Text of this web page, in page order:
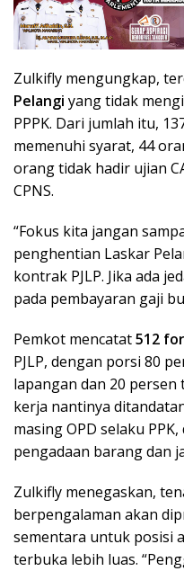
Zulkifly mengungkap,
Pelangi yang tidak
PPPK. Dari jumlah itu,
memenuhi syarat, 44
orang tidak hadir ujian
CPNS.
“Fokus kita jangan
penghentian Laskar
kontrak PJLP. Jika ada
pada pembayaran gaji
Pemkot mencatat512
PJLP, dengan porsi 80
lapangan dan 20
kerja nantinya
masing OPD selaku
pengadaan barang dan
Zulkifly menegaskan,
berpengalaman akan
sementara untuk posisi
terbuka lebih luas.